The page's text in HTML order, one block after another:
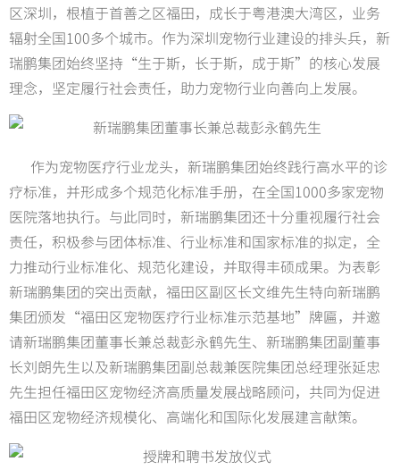
区深圳，根植于首善之区福田，成长于粤港澳大湾区，业务
辐射全国100多个城市。作为深圳宠物行业建设的排头兵，新
瑞鹏集团始终坚持“生于斯，长于斯，成于斯”的核心发展
理念，坚定履行社会责任，助力宠物行业向善向上发展。
作为宠物医疗行业龙头，新瑞鹏集团始终践行高水平的诊
疗标准，并形成多个规范化标准手册，在全国1000多家宠物
医院落地执行。与此同时，新瑞鹏集团还十分重视履行社会
责任，积极参与团体标准、行业标准和国家标准的拟定，全
力推动行业标准化、规范化建设，并取得丰硕成果。为表彰
新瑞鹏集团的突出贡献，福田区副区长文维先生特向新瑞鹏
集团颁发“福田区宠物医疗行业标准示范基地”牌匾，并邀
请新瑞鹏集团董事长兼总裁彭永鹤先生、新瑞鹏集团副董事
长刘朗先生以及新瑞鹏集团副总裁兼医院集团总经理张延忠
先生担任福田区宠物经济高质量发展战略顾问，共同为促进
福田区宠物经济规模化、高端化和国际化发展建言献策。